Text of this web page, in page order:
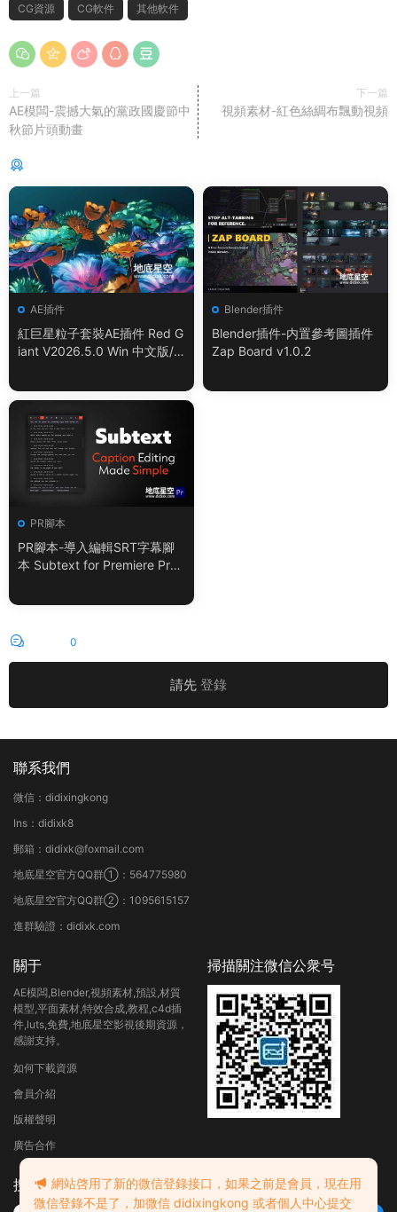
CG資源 CG軟件 其他軟件
上一篇
AE模闆-震撼大氣的黨政國慶節中
秋節片頭動畫
下一篇
視頻素材-紅色絲綢布飄動視頻
AE插件
紅巨星粒子套裝AE插件 Red G
iant V2026.5.0 Win 中文版/
Blender插件
Blender插件-内置參考圖插件
Zap Board v1.0.2
PR腳本
PR腳本-導入編輯SRT字幕腳
本 Subtext for Premiere Pro
0
請先 登錄
聯系我們
微信：didixingkong
Ins：didixk8
郵箱：didixk@foxmail.com
地底星空官方QQ群①：564775980
地底星空官方QQ群②：1095615157
進群驗證：didixk.com
關于
AE模闆,Blender,視頻素材,預設,材質
模型,平面素材,特效合成,教程,c4d插
件,luts,免費,地底星空影視後期資源，
感謝支持。
如何下載資源
會員介紹
版權聲明
廣告合作
掃描關注微信公衆号
搜索
網站啓用了新的微信登錄接口，如果之前是會員，現在用
微信登錄不是了，加微信 didixingkong 或者個人中心提交